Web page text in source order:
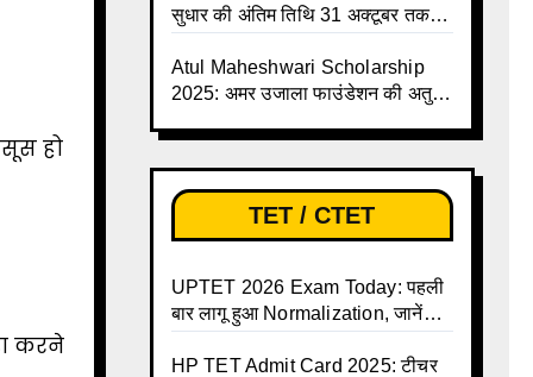
हो
करने
सुधार की अंतिम तिथि 31 अक्टूबर तक
Atul Maheshwari Scholarship
2025: अमर उजाला फाउंडेशन की अतुल
ऑनलाइन आवेदन प्रक्रिया शुरू
TET / CTET
UPTET 2026 Exam Today: पहली
बार लागू हुआ Normalization, जानें
क्या होगा फायदा
HP TET Admit Card 2025: टीचर